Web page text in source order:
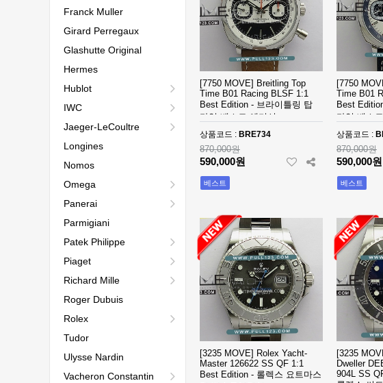
Franck Muller
Girard Perregaux
Glashutte Original
Hermes
Hublot
IWC
Jaeger-LeCoultre
Longines
Nomos
Omega
Panerai
Parmigiani
Patek Philippe
Piaget
Richard Mille
Roger Dubuis
Rolex
Tudor
Ulysse Nardin
Vacheron Constantin
Hankham (26) Heritage
J12 (15) Jacob &
Luminor (53) Luminor
Master (40) MB&F (2)
Nautilus (143)
Oyster Perpetual (75) Pasha (4)
Polaris (8) Polo (4)
RM012 (2) RM022
RM033 (2) RM035
RM056 (6) RM067
Ronde (6) Rotonde
Santos (31) Saxonia
Sky-Dweller (46) Speake
[7750 MOVE] Breitling Top
Time B01 Racing BLSF 1:1
Best Edition - 브라이틀링 탑
타임 베스트 에디션
상품코드 : BRE734
870,000원
590,000원
베스트
[7750
Time B01
Best
타임 베스
상품코드 :
870,000원
590,000원
베스트
[3235 MOVE] Rolex Yacht-
Master 126622 SS QF 1:1
Best Edition - 롤렉스 요트마스
[3235
Dweller
904L SS